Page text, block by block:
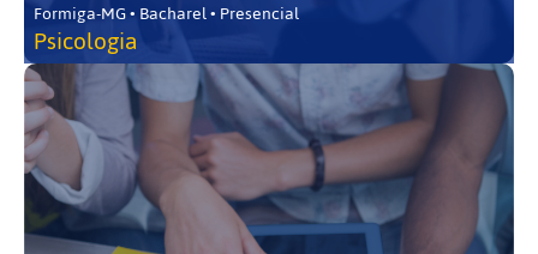
Formiga-MG • Bacharel • Presencial
Psicologia